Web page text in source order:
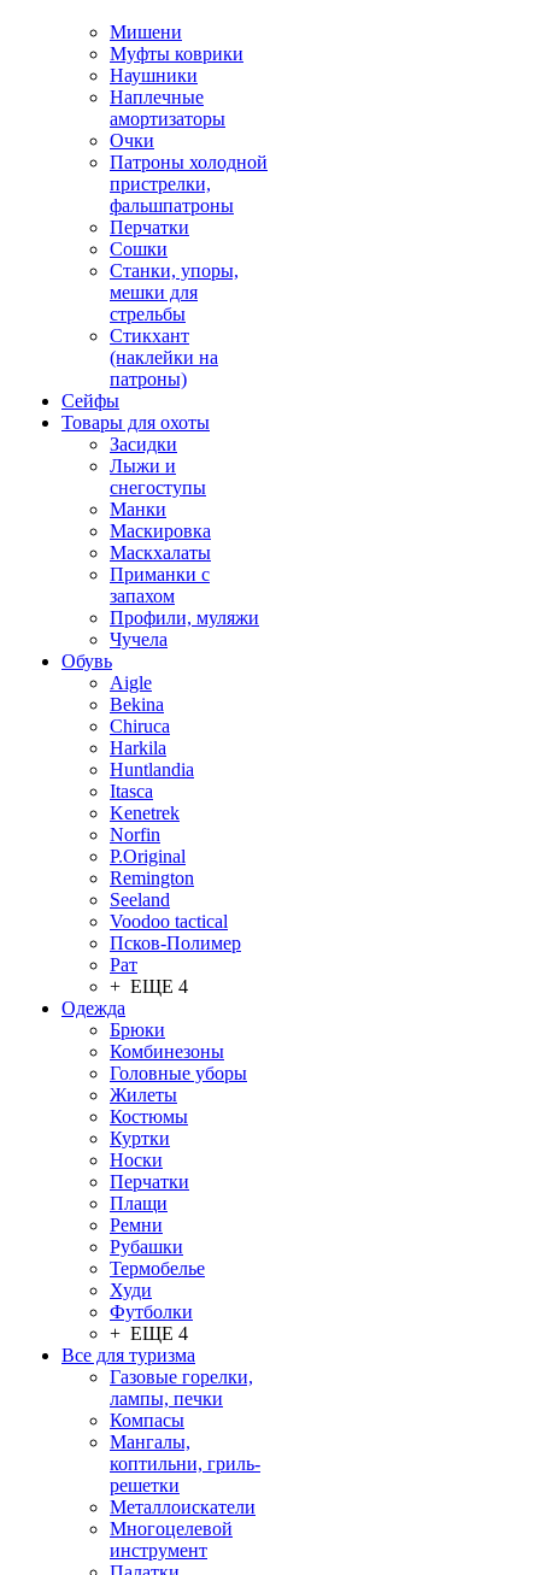
Мишени
Муфты коврики
Наушники
Наплечные
амортизаторы
Очки
Патроны холодной
пристрелки,
фальшпатроны
Перчатки
Сошки
Станки, упоры,
мешки для
стрельбы
Стикхант
(наклейки на
патроны)
Сейфы
Товары для охоты
Засидки
Лыжи и
снегоступы
Манки
Маскировка
Маскхалаты
Приманки с
запахом
Профили, муляжи
Чучела
Обувь
Aigle
Bekina
Chiruсa
Harkila
Huntlandia
Itasca
Kenetrek
Norfin
P.Original
Remington
Seeland
Voodoo tactical
Псков-Полимер
Рат
+ ЕЩЕ 4
Одежда
Брюки
Комбинезоны
Головные уборы
Жилеты
Костюмы
Куртки
Носки
Перчатки
Плащи
Ремни
Рубашки
Термобелье
Худи
Футболки
+ ЕЩЕ 4
Все для туризма
Газовые горелки,
лампы, печки
Компасы
Мангалы,
коптильни, гриль-
решетки
Металлоискатели
Многоцелевой
инструмент